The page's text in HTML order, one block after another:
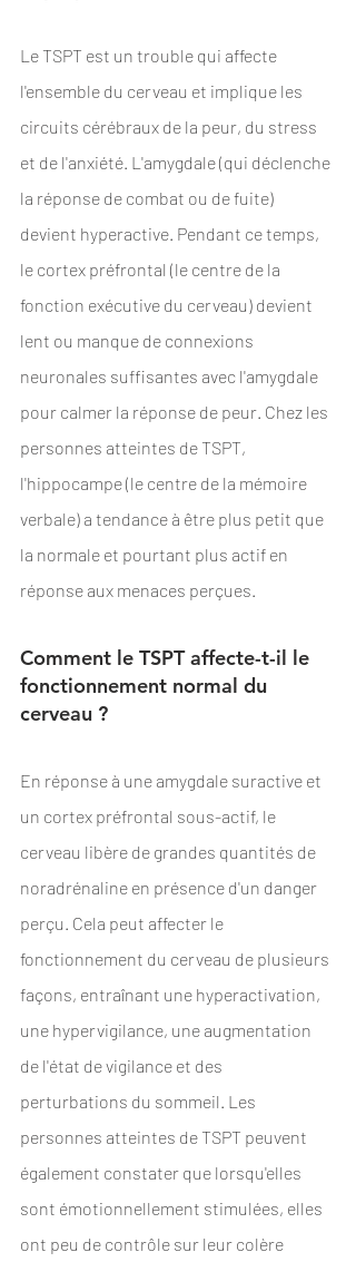
Le TSPT est un trouble qui affecte
l'ensemble du cerveau et implique les
circuits cérébraux de la peur, du stress
et de l'anxiété. L'amygdale (qui déclenche
la réponse de combat ou de fuite)
devient hyperactive. Pendant ce temps,
le cortex préfrontal (le centre de la
fonction exécutive du cerveau) devient
lent ou manque de connexions
neuronales suffisantes avec l'amygdale
pour calmer la réponse de peur. Chez les
personnes atteintes de TSPT,
l'hippocampe (le centre de la mémoire
verbale) a tendance à être plus petit que
la normale et pourtant plus actif en
réponse aux menaces perçues.
Comment le TSPT affecte-t-il le
fonctionnement normal du
cerveau ?
En réponse à une amygdale suractive et
un cortex préfrontal sous-actif, le
cerveau libère de grandes quantités de
noradrénaline en présence d'un danger
perçu. Cela peut affecter le
fonctionnement du cerveau de plusieurs
façons, entraînant une hyperactivation,
une hypervigilance, une augmentation
de l'état de vigilance et des
perturbations du sommeil. Les
personnes atteintes de TSPT peuvent
également constater que lorsqu'elles
sont émotionnellement stimulées, elles
ont peu de contrôle sur leur colère